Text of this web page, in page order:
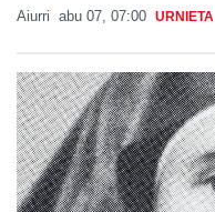
Aiurri abu 07, 07:00 URNIETA